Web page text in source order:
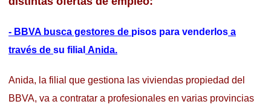
- BBVA busca gestores de pisos para venderlos a
través de su filial Anida.
Anida, la filial que gestiona las viviendas propiedad del
BBVA, va a contratar a profesionales en varias provincias